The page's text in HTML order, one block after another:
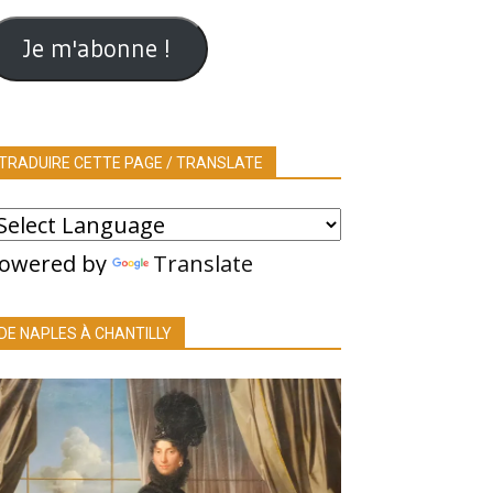
Je m'abonne !
CETTE PAGE / TRANSLATE
by Translate
NAPLES À CHANTILLY